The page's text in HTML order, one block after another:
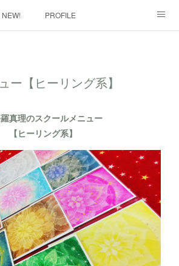
PROFILE
ー【ヒーリング系】
真理のスクールメニュー
【ヒーリング系】